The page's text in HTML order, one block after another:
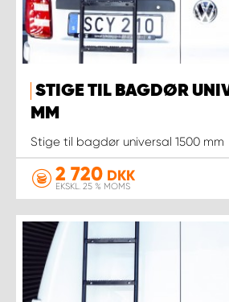
STIGE TIL BAGDØR
MM
Stige til bagdør universal 1500 mm
2 720 DKK
EKSKL. 25 % MOMS